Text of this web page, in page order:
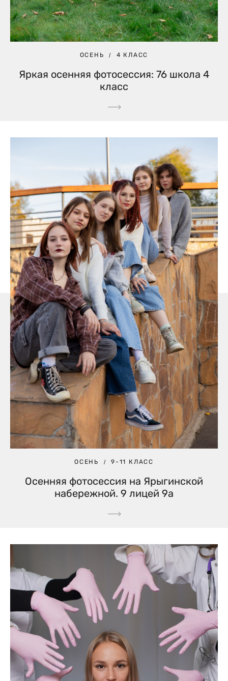
ОСЕНЬ 4 КЛАСС
Яркая осенняя фотосессия: 76 школа 4
класс
ОСЕНЬ 9-11 КЛАСС
Осенняя фотосессия на Ярыгинской
набережной. 9 лицей 9а